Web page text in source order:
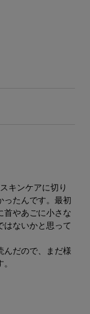
キンケアに切り
ったんです。最初
首やあごに小さな
はないかと思って
んだので、まだ様